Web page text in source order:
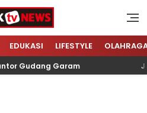
Terpercaya
EDUKASI LIFESTYLE
Gudang Garam